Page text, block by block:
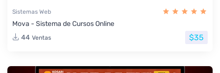
Sistemas Web
Mova - Sistema de Cursos Online
44 Ventas $35